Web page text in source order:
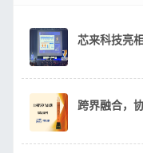
芯来科技亮
跨界融合，